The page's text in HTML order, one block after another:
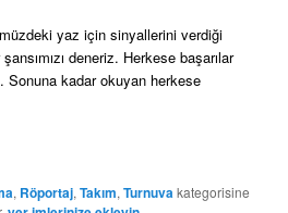
yaz için sinyallerini verdiği
deneriz. Herkese başarılar
Sonuna kadar okuyan herkese
, Röportaj,Takım,Turnuvakategorisine